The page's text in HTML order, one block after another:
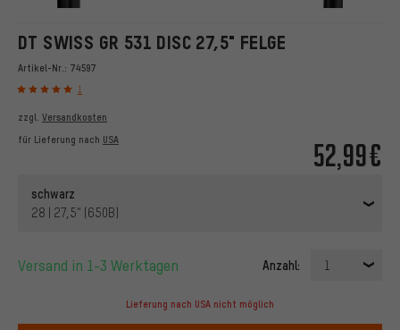
DT SWISS GR 531 DISC 27,5" FELGE
Artikel-Nr.: 74597
1
52,99€
zzgl. Versandkosten
für Lieferung nach USA
schwarz
28 | 27,5" (650B)
Versand in 1-3 Werktagen Anzahl: 1
Lieferung nach USA nicht möglich